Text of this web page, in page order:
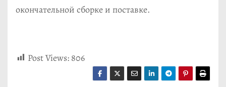
окончательной сборке и поставке.
Post Views: 806